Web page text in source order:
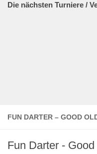
FUN DARTER – GOOD
Fun Darter -
Die nächsten Turniere /